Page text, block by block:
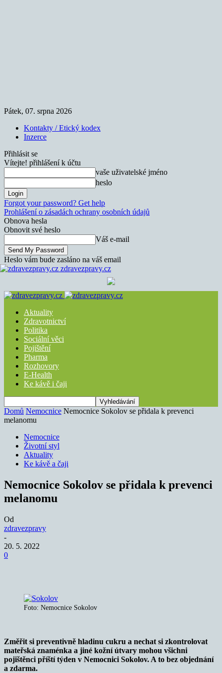
Pátek, 07. srpna 2026
Kontakty / Etický kodex
Inzerce
Přihlásit se
Vítejte! přihlášení k účtu
vaše uživatelské jméno
heslo
Forgot your password? Get help
Prohlášení o zásadách ochrany osobních údajů
Obnova hesla
Obnovit své heslo
Váš e-mail
Heslo vám bude zasláno na váš email
zdravezpravy.cz
Aktuality
Zdravotnictví
Politika
Sociální věci
Pojištění
Pharma
Rozhovory
E-Health
Ke kávě i čaji
Domů Nemocnice Nemocnice Sokolov se přidala k prevenci
melanomu
Nemocnice
Životní styl
Aktuality
Ke kávě a čaji
Nemocnice Sokolov se přidala k prevenci
melanomu
Od
zdravezpravy
-
20. 5. 2022
0
Foto: Nemocnice Sokolov
Změřit si preventivně hladinu cukru a nechat si zkontrolovat
mateřská znaménka a jiné kožní útvary mohou všichni
pojištěnci příští týden v Nemocnici Sokolov. A to bez objednání
a zdarma.